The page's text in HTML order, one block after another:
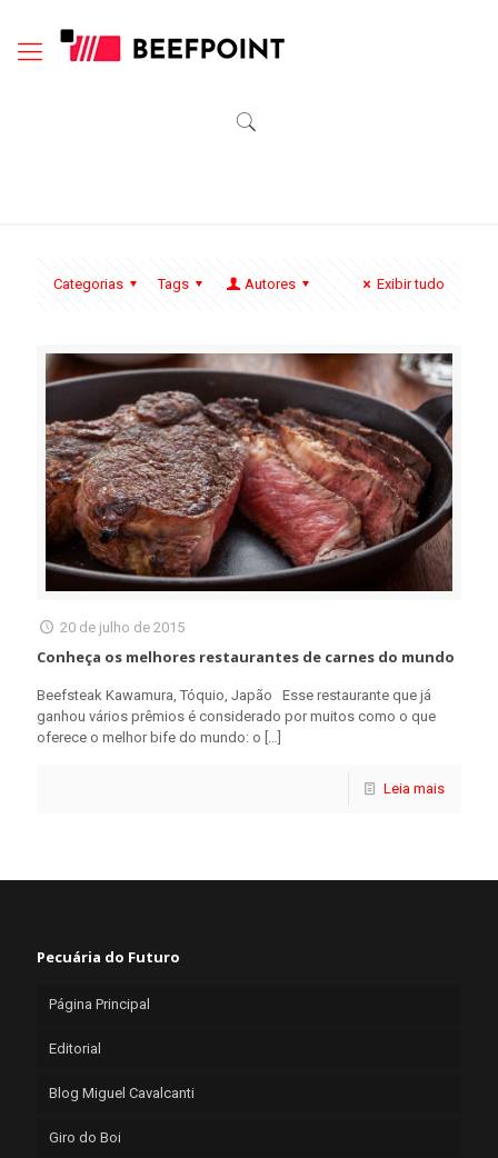
Categorias Tags Autores Exibir tudo
20 de julho de 2015
Conheça os melhores restaurantes de carnes do mundo
Beefsteak Kawamura, Tóquio, Japão Esse restaurante que já
ganhou vários prêmios é considerado por muitos como o que
oferece o melhor bife do mundo: o […]
Leia mais
Pecuária do Futuro
Página Principal
Editorial
Blog Miguel Cavalcanti
Giro do Boi